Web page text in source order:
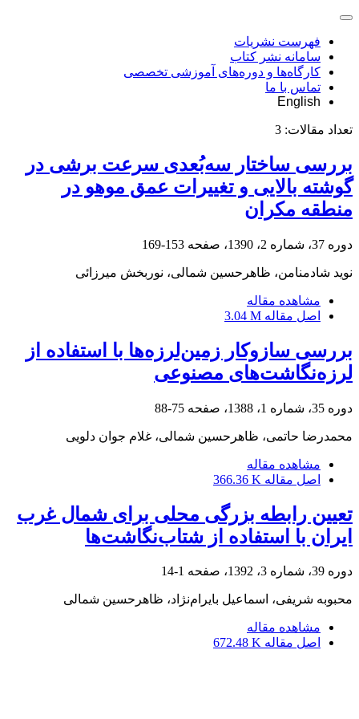
فهرست نشریات
سامانه نشر کتاب
کارگاه‌ها و دوره‌های آموزشی تخصصی
تماس با ما
English
تعداد مقالات: 3
بررسی ساختار سه‌بُعدی سرعت برشی در
گوشته بالایی و تغییرات عمق موهو در
منطقه مکران
دوره 37، شماره 2، 1390، صفحه 153-169
نوید شادمنامن، ظاهرحسین شمالی، نوربخش میرزائی
مشاهده مقاله
اصل مقاله 3.04 M
بررسی سازوکار زمین‌لرزه‌ها با استفاده از
لرزه‌نگاشت‌های مصنوعی
دوره 35، شماره 1، 1388، صفحه 75-88
محمدرضا حاتمی، ظاهرحسین شمالی، غلام جوان دلویی
مشاهده مقاله
اصل مقاله 366.36 K
تعیین رابطه بزرگی محلی برای شمال غرب
ایران با استفاده از شتاب‌نگاشت‌‌ها
دوره 39، شماره 3، 1392، صفحه 1-14
محبوبه شریفی، اسماعیل بایرام‌نژاد، ظاهرحسین شمالی
مشاهده مقاله
اصل مقاله 672.48 K